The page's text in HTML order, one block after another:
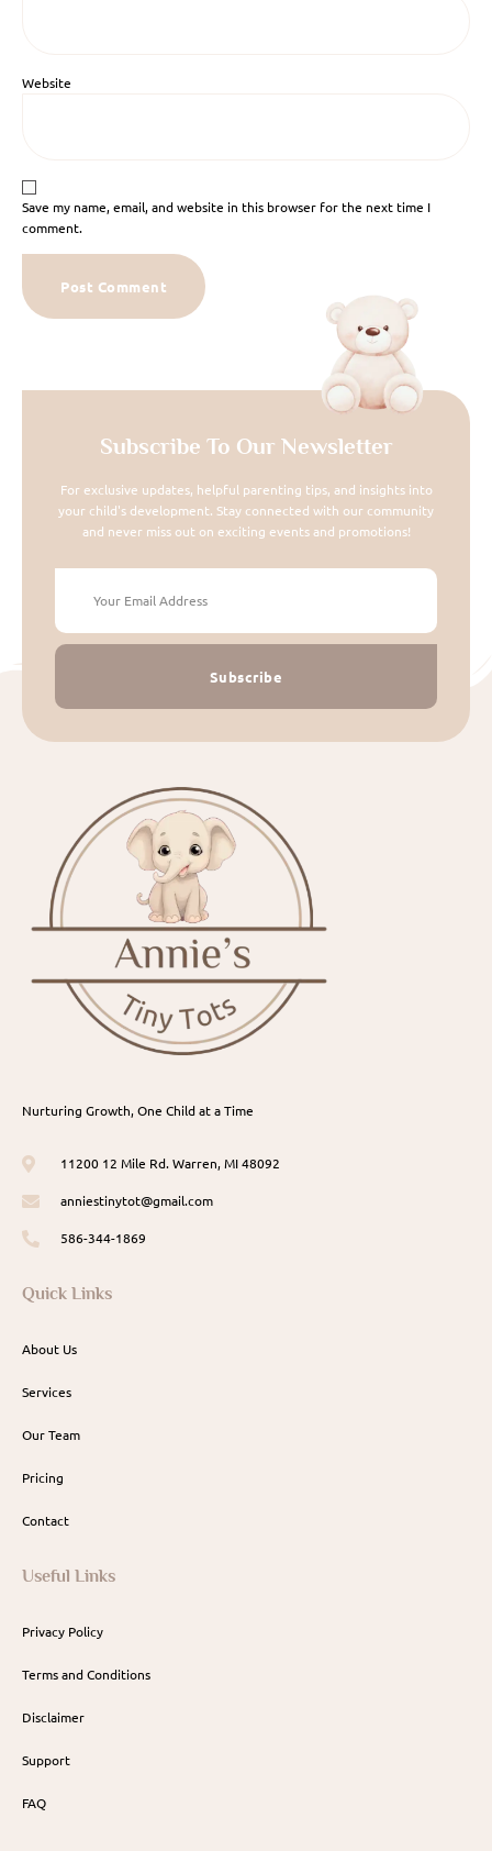
Website
Save my name, email, and website in this browser for the next time I
comment.
Subscribe To Our Newsletter
For exclusive updates, helpful parenting tips, and insights into
your child's development. Stay connected with our community
and never miss out on exciting events and promotions!
Subscribe
Nurturing Growth, One Child at a Time
11200 12 Mile Rd. Warren, MI 48092
anniestinytot@gmail.com
586-344-1869
Quick Links
About Us
Services
Our Team
Pricing
Contact
Useful Links
Privacy Policy
Terms and Conditions
Disclaimer
Support
FAQ